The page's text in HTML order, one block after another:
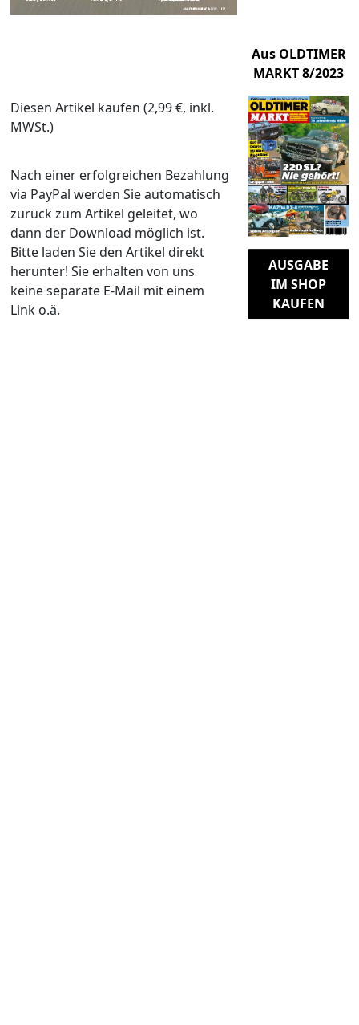
Diesen Artikel kaufen (2,99 €, inkl.
MWSt.)
Nach einer erfolgreichen Bezahlung
via PayPal werden Sie automatisch
zurück zum Artikel geleitet, wo
dann der Download möglich ist.
Bitte laden Sie den Artikel direkt
herunter! Sie erhalten von uns
keine separate E-Mail mit einem
Link o.ä.
Aus OLDTIMER
MARKT 8/2023
AUSGABE
IM SHOP
KAUFEN